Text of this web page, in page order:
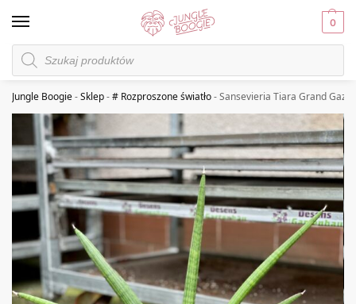
0
Jungle Boogie-Sklep-# Rozproszone światło-Sansevieria Tiara Grand